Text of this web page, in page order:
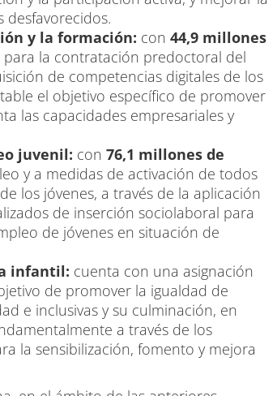
desfavorecidos.
y la formación: con 44,9 millones
la contratación predoctoral del
de competencias digitales de los
el objetivo específico de promover
las capacidades empresariales y
juvenil: con 76,1 millones de
y a medidas de activación de todos
los jóvenes, a través de la aplicación
de inserción sociolaboral para
de jóvenes en situación de
infantil: cuenta con una asignación
de promover la igualdad de
e inclusivas y su culminación, en
a través de los
la sensibilización, fomento y mejora